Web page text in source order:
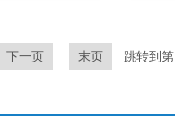
下一页 末页 跳转到第